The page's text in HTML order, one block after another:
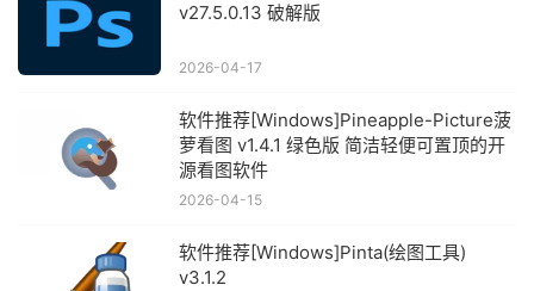
v27.5.0.13 破解版
2026-04-17
软件推荐[Windows]Pineapple-Picture菠
萝看图 v1.4.1 绿色版 简洁轻便可置顶的开
源看图软件
2026-04-15
软件推荐[Windows]Pinta(绘图工具)
v3.1.2